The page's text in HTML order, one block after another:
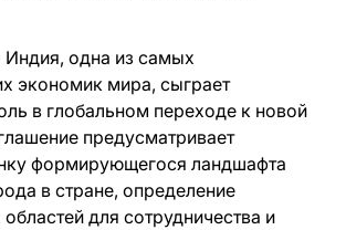
Индия, одна из самых
экономик мира, сыграет
в глобальном переходе к новой
предусматривает
формирующегося ландшафта
в стране, определение
областей для сотрудничества и